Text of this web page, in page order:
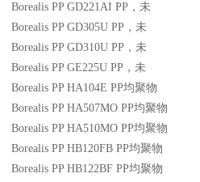
Borealis PP GD221AI PP ，未
Borealis PP GD305U PP ，未
Borealis PP GD310U PP ，未
Borealis PP GE225U PP ，未
Borealis PP HA104E PP均聚物
Borealis PP HA507MO PP均聚物
Borealis PP HA510MO PP均聚物
Borealis PP HB120FB PP均聚物
Borealis PP HB122BF PP均聚物